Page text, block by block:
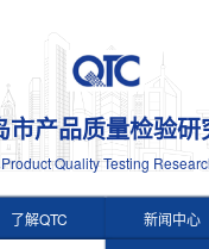
市产品质量检验研
Quality Testing
了解QTC 新闻中心